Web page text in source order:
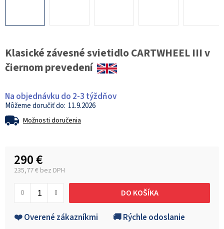
Klasické závesné svietidlo CARTWHEEL III v
čiernom prevedení
Na objednávku do 2-3 týždňov
11.9.2026
Možnosti doručenia
290 €
235,77 € bez DPH
DO KOŠÍKA
❤️ Overené zákazníkmi
🚚 Rýchle odoslanie